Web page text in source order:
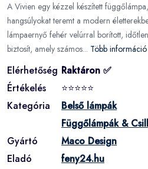
A Vivien egy kézzel készített
hangsúlyokat teremt a modern
lámpaernyő fehér velúrral borított,
biztosít, amely számos... Több információ
Elérhetőség Raktáron ✅
Értékelés
⭐⭐⭐⭐⭐
Kategória
Belső lámpák
Függőlámpák &
Gyártó
Maco Design
Eladó
feny24.hu